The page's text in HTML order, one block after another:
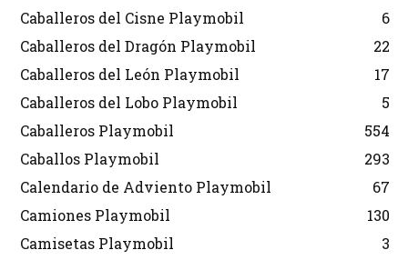
Caballeros del Cisne Playmobil
6
Caballeros del Dragón Playmobil
22
Caballeros del León Playmobil
17
Caballeros del Lobo Playmobil
5
Caballeros Playmobil
554
Caballos Playmobil
293
Calendario de Adviento Playmobil
67
Camiones Playmobil
130
Camisetas Playmobil
3